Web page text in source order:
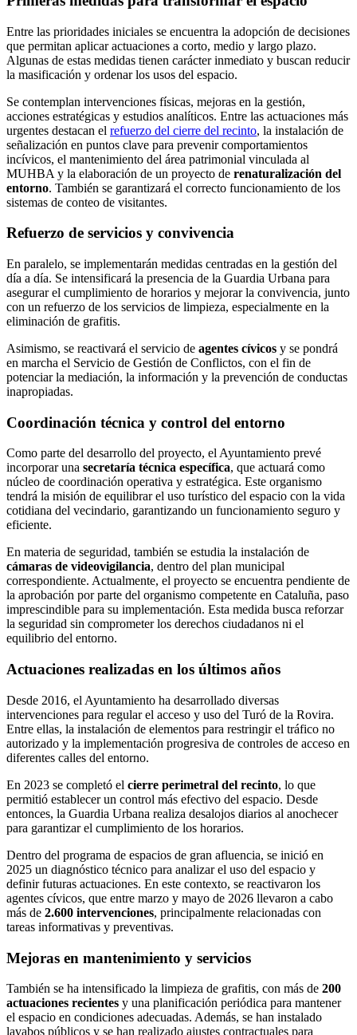
Entre las prioridades iniciales se encuentra la adopción de decisiones
que permitan aplicar actuaciones a corto, medio y largo plazo.
Algunas de estas medidas tienen carácter inmediato y buscan reducir
la masificación y ordenar los usos del espacio.
Se contemplan intervenciones físicas, mejoras en la gestión,
acciones estratégicas y estudios analíticos. Entre las actuaciones más
urgentes destacan el refuerzo del cierre del recinto, la instalación de
señalización en puntos clave para prevenir comportamientos
incívicos, el mantenimiento del área patrimonial vinculada al
MUHBA y la elaboración de un proyecto de renaturalización del
entorno. También se garantizará el correcto funcionamiento de los
sistemas de conteo de visitantes.
Refuerzo de servicios y convivencia
En paralelo, se implementarán medidas centradas en la gestión del
día a día. Se intensificará la presencia de la Guardia Urbana para
asegurar el cumplimiento de horarios y mejorar la convivencia, junto
con un refuerzo de los servicios de limpieza, especialmente en la
eliminación de grafitis.
Asimismo, se reactivará el servicio de agentes cívicos y se pondrá
en marcha el Servicio de Gestión de Conflictos, con el fin de
potenciar la mediación, la información y la prevención de conductas
inapropiadas.
Coordinación técnica y control del entorno
Como parte del desarrollo del proyecto, el Ayuntamiento prevé
incorporar una secretaría técnica específica, que actuará como
núcleo de coordinación operativa y estratégica. Este organismo
tendrá la misión de equilibrar el uso turístico del espacio con la vida
cotidiana del vecindario, garantizando un funcionamiento seguro y
eficiente.
En materia de seguridad, también se estudia la instalación de
cámaras de videovigilancia, dentro del plan municipal
correspondiente. Actualmente, el proyecto se encuentra pendiente de
la aprobación por parte del organismo competente en Cataluña, paso
imprescindible para su implementación. Esta medida busca reforzar
la seguridad sin comprometer los derechos ciudadanos ni el
equilibrio del entorno.
Actuaciones realizadas en los últimos años
Desde 2016, el Ayuntamiento ha desarrollado diversas
intervenciones para regular el acceso y uso del Turó de la Rovira.
Entre ellas, la instalación de elementos para restringir el tráfico no
autorizado y la implementación progresiva de controles de acceso en
diferentes calles del entorno.
En 2023 se completó el cierre perimetral del recinto, lo que
permitió establecer un control más efectivo del espacio. Desde
entonces, la Guardia Urbana realiza desalojos diarios al anochecer
para garantizar el cumplimiento de los horarios.
Dentro del programa de espacios de gran afluencia, se inició en
2025 un diagnóstico técnico para analizar el uso del espacio y
definir futuras actuaciones. En este contexto, se reactivaron los
agentes cívicos, que entre marzo y mayo de 2026 llevaron a cabo
más de 2.600 intervenciones, principalmente relacionadas con
tareas informativas y preventivas.
Mejoras en mantenimiento y servicios
También se ha intensificado la limpieza de grafitis, con más de 200
actuaciones recientes y una planificación periódica para mantener
el espacio en condiciones adecuadas. Además, se han instalado
lavabos públicos y se han realizado ajustes contractuales para